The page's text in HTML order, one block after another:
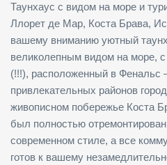
Таунхаус с видом на море и
Ллорет де Мар, Коста Брава,
вашему вниманию уютный
великолепным видом на море, с
(!!!), расположенный в
привлекательных районов
живописном побережье Коста
был полностью
современном стиле, а все
готов к вашему